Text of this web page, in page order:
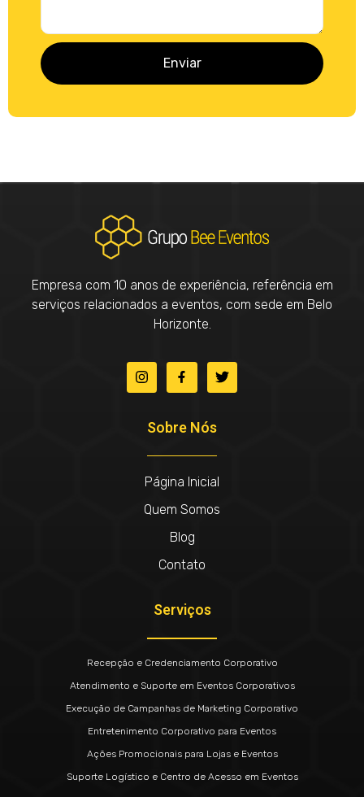
Enviar
Empresa com 10 anos de experiência, referência em
serviços relacionados a eventos, com sede em Belo
Horizonte.
Sobre Nós
Página Inicial
Quem Somos
Blog
Contato
Serviços
Recepção e Credenciamento Corporativo
Atendimento e Suporte em Eventos Corporativos
Execução de Campanhas de Marketing Corporativo
Entretenimento Corporativo para Eventos
Ações Promocionais para Lojas e Eventos
Suporte Logístico e Centro de Acesso em Eventos